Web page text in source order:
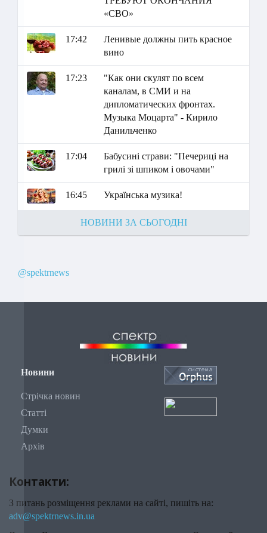
«СВО»
17:42
Ленивые должны пить красное
вино
17:23
"Как они скулят по всем
каналам, в СМИ и на
дипломатических фронтах.
Музыка Моцарта" - Кирило
Данильченко
17:04
Бабусині страви: "Печериці на
грилі зі шпиком і овочами"
16:45 Українська музика!
НОВИНИ ЗА СЬОГОДНІ
@spektrnews
Новини
Стрічка новин
Статті
Думки
Архів
Контакти:
З питань розміщення реклами на сайті, пишіть на:
adv@spektrnews.in.ua